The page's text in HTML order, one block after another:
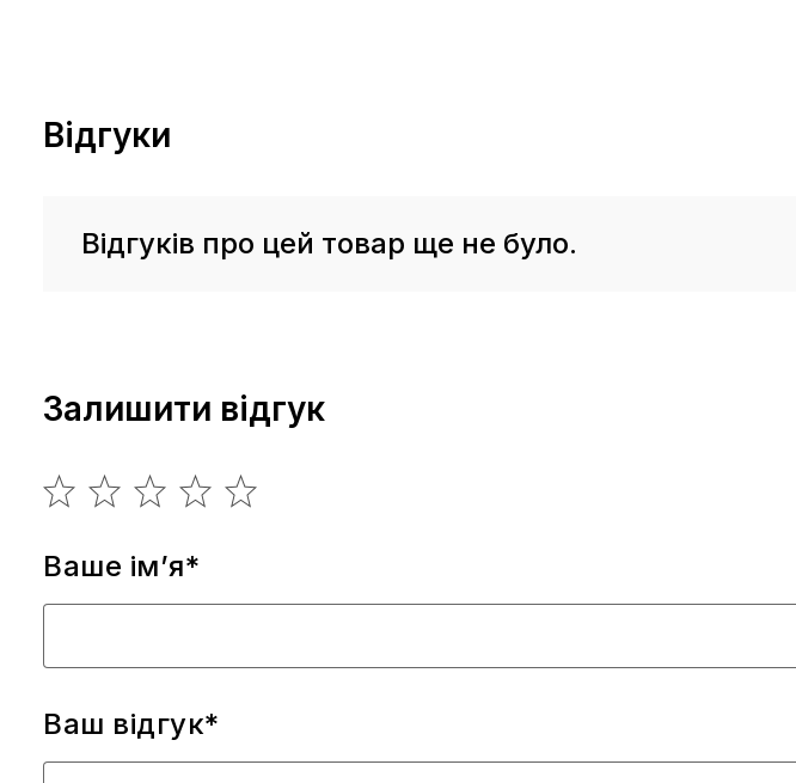
Відгуки
Відгуків про цей товар ще не було.
Залишити відгук
Ваше ім’я*
Ваш відгук*